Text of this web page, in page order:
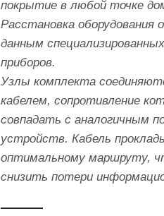
покрытие в любой точке
Расстановка оборудования
данным
приборов.
Узлы комплекта
кабелем, сопротивление
совпадать с аналогичным
устройств. Кабель
оптимальному маршруту,
снизить потери